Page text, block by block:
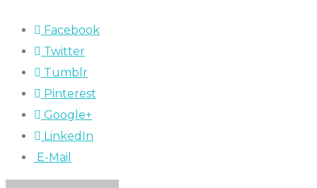
Facebook
Twitter
Tumblr
Pinterest
Google+
LinkedIn
E-Mail